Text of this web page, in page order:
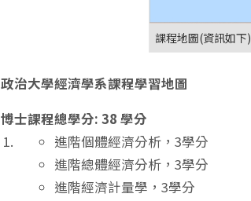
課程地圖(資訊如下)
政治大學經濟學系課程學習地圖
博士課程總學分: 38 學分
進階個體經濟分析，3學分
進階總體經濟分析，3學分
進階經濟計量學，3學分